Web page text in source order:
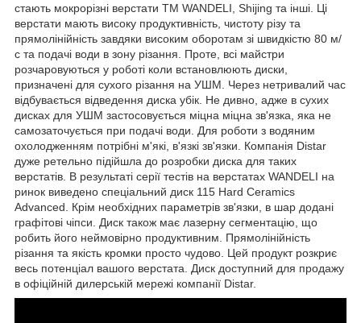
стають мокрорізні верстати ТМ WANDELI, Shijing та інші. Ці
верстати мають високу продуктивність, чистоту різу та
прямолінійність завдяки високим оборотам зі швидкістю 80 м/
с та подачі води в зону різання. Проте, всі майстри
розчаровуються у роботі коли встановлюють диски,
призначені для сухого різання на УШМ. Через нетривалий час
відбувається відведення диска убік. Не дивно, адже в сухих
дисках для УШМ застосовується міцна міцна зв'язка, яка не
самозаточується при подачі води. Для роботи з водяним
охолодженням потрібні м'які, в'язкі зв'язки. Компанія Distar
дуже ретельно підійшла до розробки диска для таких
верстатів. В результаті серії тестів на верстатах WANDELI на
ринок виведено спеціальний диск 115 Hard Ceramics
Advanced. Крім необхідних параметрів зв'язки, в шар додані
графітові чіпси. Диск також має лазерну сегментацію, що
робить його неймовірно продуктивним. Прямолінійність
різання та якість кромки просто чудово. Цей продукт розкриє
весь потенціал вашого верстата. Диск доступний для продажу
в офіційній дилерській мережі компанії Distar.